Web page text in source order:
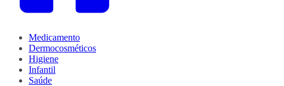
Medicamento
Dermocosméticos
Higiene
Infantil
Saúde